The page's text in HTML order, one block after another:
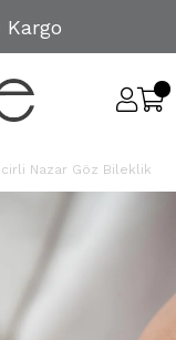
Nazar Göz Bileklik